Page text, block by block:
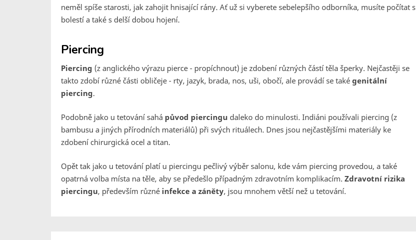
neměl spíše starosti, jak zahojit hnisající rány. Ať už si vyberete sebelepšího odborníka, musíte počítat s
bolestí a také s delší dobou hojení.
Piercing
Piercing (z anglického výrazu pierce - propíchnout) je zdobení různých částí těla šperky. Nejčastěji se
takto zdobí různé části obličeje - rty, jazyk, brada, nos, uši, obočí, ale provádí se také genitální
piercing.
Podobně jako u tetování sahá původ piercingu daleko do minulosti. Indiáni používali piercing (z
bambusu a jiných přírodních materiálů) při svých rituálech. Dnes jsou nejčastějšími materiály ke
zdobení chirurgická ocel a titan.
Opět tak jako u tetování platí u piercingu pečlivý výběr salonu, kde vám piercing provedou, a také
opatrná volba místa na těle, aby se předešlo případným zdravotním komplikacím. Zdravotní rizika
piercingu, především různé infekce a záněty, jsou mnohem větší než u tetování.